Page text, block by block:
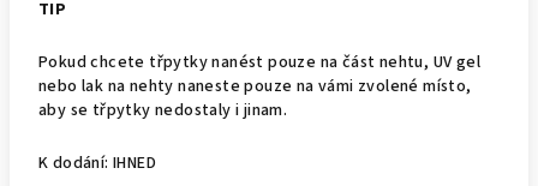
TIP
Pokud chcete třpytky nanést pouze na část nehtu, UV gel
nebo lak na nehty naneste pouze na vámi zvolené místo,
aby se třpytky nedostaly i jinam.
K dodání: IHNED